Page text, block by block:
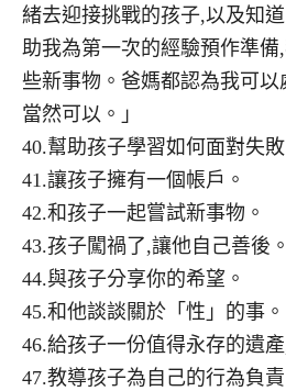
緒去迎接挑戰的孩子,以及知
助我為第一次的經驗預作準
些新事物。爸媽都認為我可
當然可以。」
40.幫助孩子學習如何面對失敗
41.讓孩子擁有一個帳戶。
42.和孩子一起嘗試新事物。
43.孩子闖禍了,讓他自己善後。
44.與孩子分享你的希望。
45.和他談談關於「性」的事。
46.給孩子一份值得永存的遺
47.教導孩子為自己的行為負責